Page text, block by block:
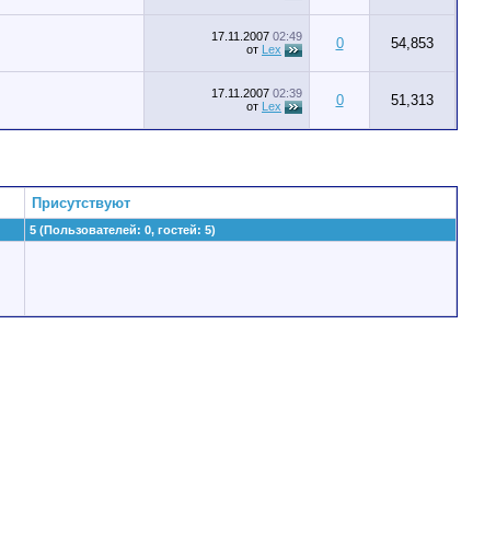
17.11.2007 02:49
от Lex 0 54,853
17.11.2007 02:39
от Lex 0 51,313
Присутствуют
5 (Пользователей: 0, гостей: 5)